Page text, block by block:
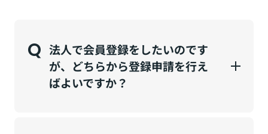
Q 法人で会員登録をしたいのです
が、どちらから登録申請を行え
ばよいですか？